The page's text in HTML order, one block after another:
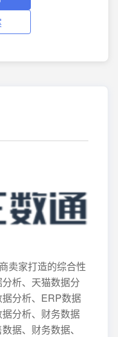
卖家打造的综合性
析、天猫数据分
分析、ERP数据
分析、财务数据
据、财务数据、